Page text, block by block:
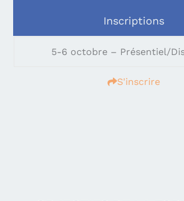
Inscriptions
5-6 octobre – Présentiel/
S'inscrire